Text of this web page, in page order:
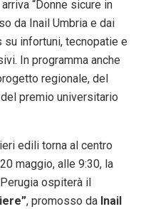
“Donne sicure in
da Inail Umbria e dai
su infortuni, tecnopatie e
In programma anche
regionale, del
premio universitario
edili torna al centro
maggio, alle 9:30, la
ospiterà il
, promosso da Inail